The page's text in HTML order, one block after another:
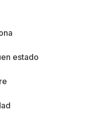
estado